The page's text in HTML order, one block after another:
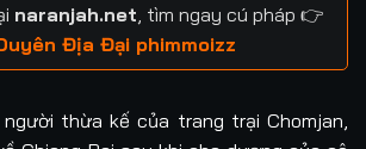
naranjah.net , tìm ngay cú pháp 👉
Địa Đại phimmoizz
người thừa kế của trang trại Chomjan,